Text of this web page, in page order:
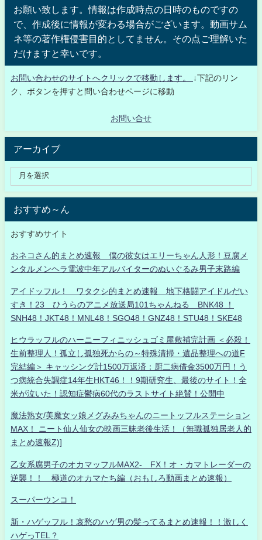
お願い致します。情報は作成時点の日時のものですの
で、作成後に情報が変わる場合がございます。動画サム
ネ等の著作権侵害目的としてません。その点ご理解いた
だけますと幸いです。
お問い合わせのサイトへクリックで移動します。
↓下記のリン
ク、ボタンを押すと問い合わせページに移動
お問い合せ
アーカイブ
おすすめ～ん
おすすめサイト
おネコさん的まとめ速報 僕の彼女はエリーちゃん人形！豆腐メ
ンタルメンヘラ電波中年アルバイターのぬいぐるみ男子末路編
アイドッフル！ ワタクシ的まとめ速報 地下格闘アイドルだい
すき！23 ひうらのアニメ放送局101ちゃんねる BNK48 ！
SNH48！JKT48！MNL48！SGO48！GNZ48！STU48！SKE48
ヒウラッフルのハーニーフィニッシュゴミ屋敷補完計画 ＜必殺！
生前整理人！孤立し孤独死からの～特殊清掃・遺品整理への道F
完結編＞ キャッシング計1500万返済：厨二病借金3500万円！う
つ病統合失調症14年生HKT46！！9期研究生、最後のサイト！全
米が泣いた！認知症鬱病60代のラストサイト絶賛！公開中
魔法熟女/美魔女ッ娘メグみみちゃんのニートッフルステーション
MAX！ ニート仙人仙女の映画三昧老後生活！（無職孤独居老人的
まとめ速報Z)]
乙女系腐男子のオカマッフルMAX2- FX！オ・カマトレーダーの
逆襲！！ 極道のオカマたち編（おもしろ動画まとめ速報）
スーパーウンコ！
新・ハゲッフル！哀愁のハゲ男の髪ってるまとめ速報！！激しく
ハゲっTEL？